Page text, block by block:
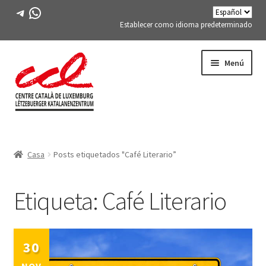
Telegrama
WhatsApp
Establecer como idioma predeterminado
la
navegación
al
contenido
Menú
ACTIVIDADES
CURSOS
LIBRO
Casa Posts etiquetados "Café Literario”
Etiqueta: Café Literario
30